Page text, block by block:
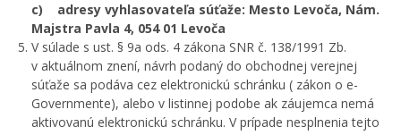
c) adresy vyhlasovateľa súťaže: Mesto Levoča, Nám.
Majstra Pavla 4, 054 01 Levoča
V súlade s ust. § 9a ods. 4 zákona SNR č. 138/1991 Zb.
v aktuálnom znení, návrh podaný do obchodnej verejnej
súťaže sa podáva cez elektronickú schránku ( zákon o e-
Governmente), alebo v listinnej podobe ak záujemca nemá
aktivovanú elektronickú schránku. V prípade nesplnenia tejto